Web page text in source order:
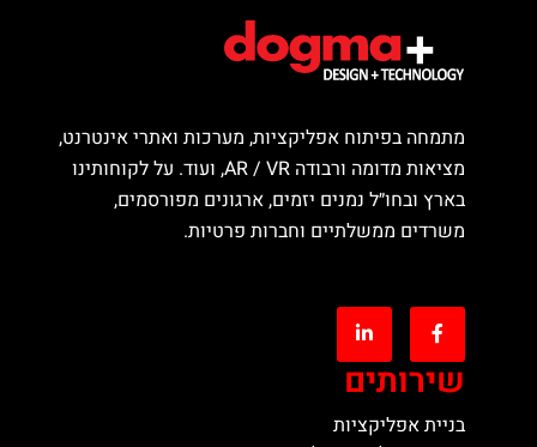
מתמחה בפיתוח אפליקציות, מערכות ואתרי אינטרנט,
מציאות מדומה ורבודה AR / VR, ועוד. על לקוחותינו
בארץ ובחו״ל נמנים יזמים, ארגונים מפורסמים,
משרדים ממשלתיים וחברות פרטיות.
שירותים
בניית אפליקציות